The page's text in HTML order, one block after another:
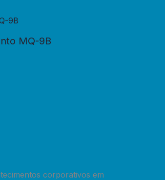
MQ-9B
corporativos em